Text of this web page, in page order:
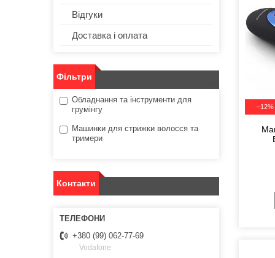
–12%
Відгуки
Доставка і оплата
Фільтри
Обладнання та інструменти для
грумінгу
Машинки для стрижки волосся та
тримери
Контакти
+380 (99) 062-77-69
Vodafone